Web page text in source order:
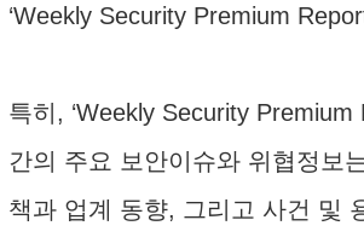
‘Weekly Security Premium
특히, ‘Weekly Security Premium
간의 주요 보안이슈와 위협정보
책과 업계 동향, 그리고 사건 및